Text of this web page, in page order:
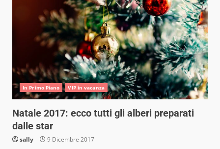
In Primo Piano VIP in vacanza
Natale 2017: ecco tutti gli alberi preparati
dalle star
sally 9 Dicembre 2017